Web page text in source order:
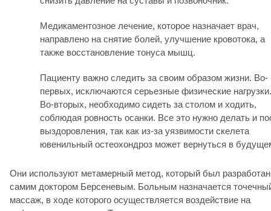
Медикаментозное лечение, которое назначает врач,
направлено на снятие болей, улучшение кровотока, а
также восстановление тонуса мышц.
Пациенту важно следить за своим образом жизни. Во-
первых, исключаются серьезные физические нагрузки.
Во-вторых, необходимо сидеть за столом и ходить,
соблюдая ровность осанки. Все это нужно делать и
выздоровления, так как из-за уязвимости скелета
ювенильный остеохондроз может вернуться в
Они используют метамерный метод, который был разработан
самим доктором Берсеневым. Больным назначается
массаж, в ходе которого осуществляется воздействие на